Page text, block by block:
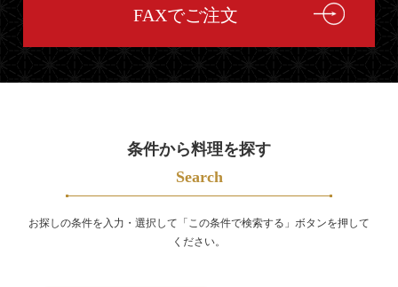
FAXでご注文
条件から料理を探す
Search
お探しの条件を入力・選択して「この条件で検索する」ボタンを押して
ください。